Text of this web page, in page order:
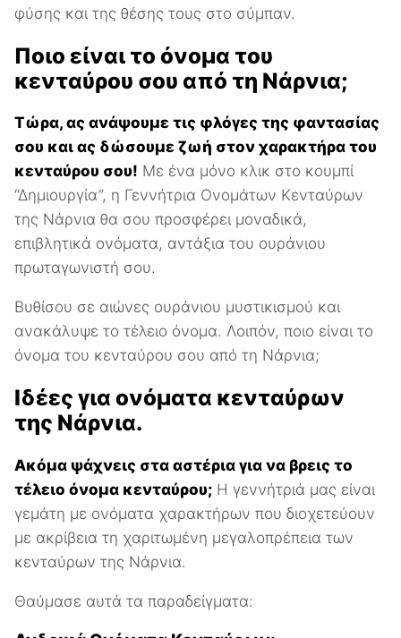
φύσης και της θέσης τους στο σύμπαν.
Ποιο είναι το όνομα του
κενταύρου σου από τη Νάρνια;
Τώρα, ας ανάψουμε τις φλόγες της φαντασίας
σου και ας δώσουμε ζωή στον χαρακτήρα του
κενταύρου σου! Με ένα μόνο κλικ στο κουμπί
“Δημιουργία”, η Γεννήτρια Ονομάτων Κενταύρων
της Νάρνια θα σου προσφέρει μοναδικά,
επιβλητικά ονόματα, αντάξια του ουράνιου
πρωταγωνιστή σου.
Βυθίσου σε αιώνες ουράνιου μυστικισμού και
ανακάλυψε το τέλειο όνομα. Λοιπόν, ποιο είναι το
όνομα του κενταύρου σου από τη Νάρνια;
Ιδέες για ονόματα κενταύρων
της Νάρνια.
Ακόμα ψάχνεις στα αστέρια για να βρεις το
τέλειο όνομα κενταύρου; Η γεννήτριά μας είναι
γεμάτη με ονόματα χαρακτήρων που διοχετεύουν
με ακρίβεια τη χαριτωμένη μεγαλοπρέπεια των
κενταύρων της Νάρνια.
Θαύμασε αυτά τα παραδείγματα: